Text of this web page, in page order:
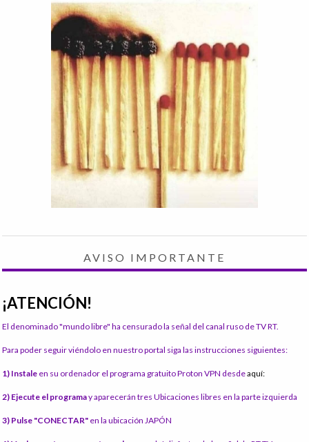
AVISO IMPORTANTE
¡ATENCIÓN!
El denominado "mundo libre" ha censurado la señal del canal ruso de TV RT.
Para poder seguir viéndolo en nuestro portal siga las instrucciones siguientes:
1) Instale en su ordenador el programa gratuito Proton VPN desdeaquí:
2) Ejecute el programay aparecerán tres Ubicaciones libres en la parte izquierda
3) Pulse "CONECTAR" en la ubicación JAPÓN